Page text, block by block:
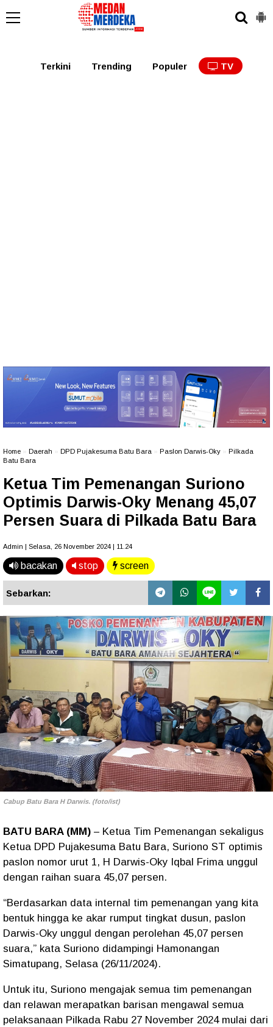
Tabagsel Tapanuli
Terkini Trending Populer TV
Home Daerah DPD Pujakesuma Batu Bara Paslon Darwis-Oky
Pilkada
Batu Bara
Ketua Tim Pemenangan Suriono
Optimis Darwis-Oky Menang 45,07
Persen Suara di Pilkada Batu Bara
Admin | Selasa, 26 November 2024 | 11.24
bacakan stop screen
Sebarkan:
Cabup Batu Bara H Darwis. (foto/ist)
BATU BARA (MM) – Ketua Tim Pemenangan sekaligus
Ketua DPD Pujakesuma Batu Bara, Suriono ST optimis
paslon nomor urut 1, H Darwis-Oky Iqbal Frima unggul
dengan raihan suara 45,07 persen.
“Berdasarkan data internal tim pemenangan yang kita
bentuk hingga ke akar rumput tingkat dusun, paslon
Darwis-Oky unggul dengan perolehan 45,07 persen
suara,” kata Suriono didampingi Hamonangan
Simatupang, Selasa (26/11/2024).
Untuk itu, Suriono mengajak semua tim pemenangan
dan relawan merapatkan barisan mengawal semua
pelaksanaan Pilkada Rabu 27 November 2024 mulai dari